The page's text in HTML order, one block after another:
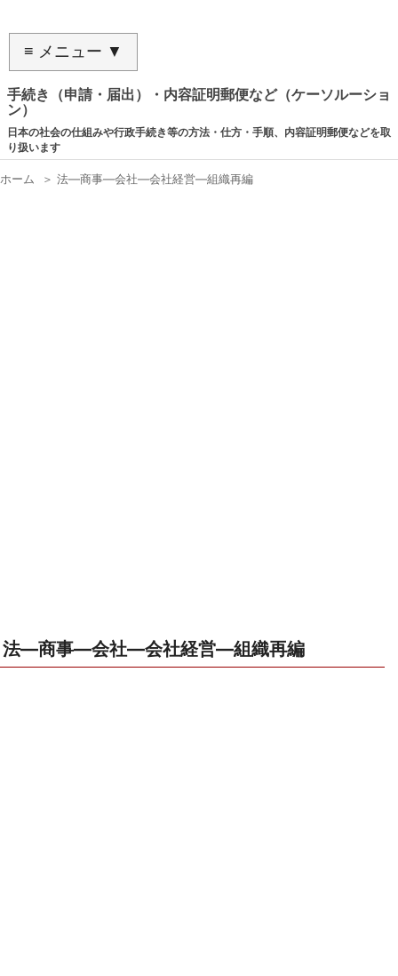
≡ メニュー ▼
手続き（申請・届出）・内容証明郵便など（ケーソルーショ
ン）
日本の社会の仕組みや行政手続き等の方法・仕方・手順、内容証明郵便などを取
り扱います
ホーム ＞ 法―商事―会社―会社経営―組織再編
法―商事―会社―会社経営―組織再編